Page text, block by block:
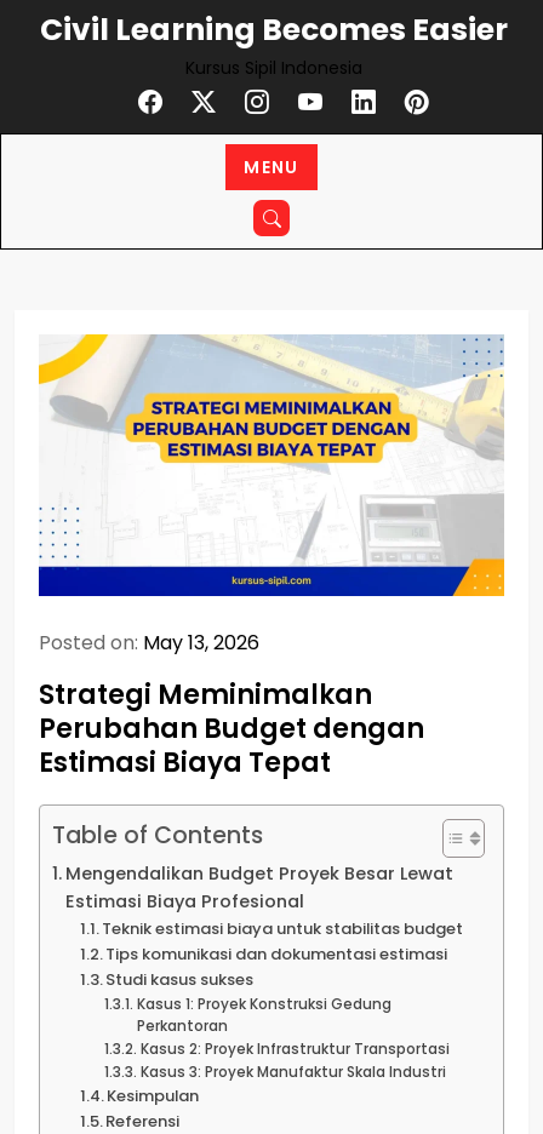
Civil Learning Becomes Easier
Kursus Sipil Indonesia
MENU
Posted on: May 13, 2026
Strategi Meminimalkan
Perubahan Budget dengan
Estimasi Biaya Tepat
Table of Contents
Mengendalikan Budget Proyek Besar Lewat
Estimasi Biaya Profesional
Teknik estimasi biaya untuk stabilitas budget
Tips komunikasi dan dokumentasi estimasi
Studi kasus sukses
Kasus 1: Proyek Konstruksi Gedung
Perkantoran
Kasus 2: Proyek Infrastruktur Transportasi
Kasus 3: Proyek Manufaktur Skala Industri
Kesimpulan
Referensi